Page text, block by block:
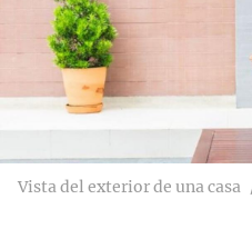
Vista del exterior de una casa